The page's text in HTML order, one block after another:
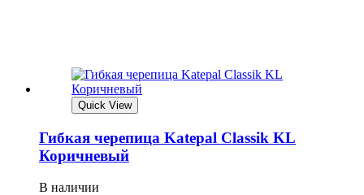
Quick View
Гибкая черепица Katepal Classik KL
Коричневый
В наличии